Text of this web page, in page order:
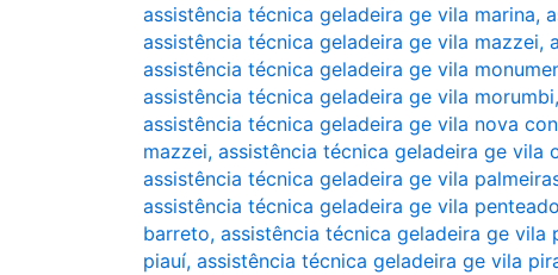
assistência técnica geladeira ge vila marina,
assistência técnica geladeira ge vila mazzei,
assistência técnica geladeira ge vila
assistência técnica geladeira ge vila morumbi,
assistência técnica geladeira ge vila nova
mazzei, assistência técnica geladeira ge vila
assistência técnica geladeira ge vila
assistência técnica geladeira ge vila penteado
barreto, assistência técnica geladeira ge vila
piauí, assistência técnica geladeira ge vila